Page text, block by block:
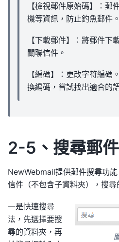
【檢視郵件原始碼】：郵
機等資訊，防止釣魚郵件。
【下載郵件】：將郵件下
關聯信件。
【編碼】：更改字符編碼
換編碼，嘗試找出適合的
2-5、搜尋郵件
NewWebmail提供郵件搜尋功
信件（不包含子資料夾），搜尋
一是快速搜尋
法，先選擇要搜
尋的資料夾，再